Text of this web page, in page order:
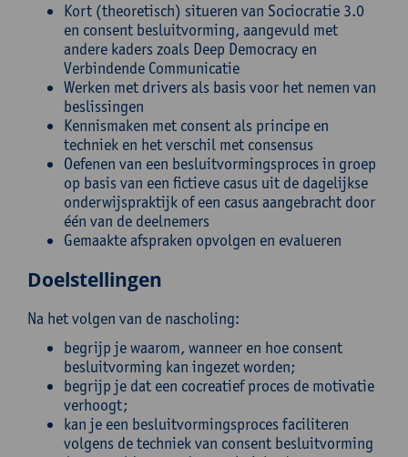
Kort (theoretisch) situeren van Sociocratie 3.0
en consent besluitvorming, aangevuld met
andere kaders zoals Deep Democracy en
Verbindende Communicatie
Werken met drivers als basis voor het nemen van
beslissingen
Kennismaken met consent als principe en
techniek en het verschil met consensus
Oefenen van een besluitvormingsproces in groep
op basis van een fictieve casus uit de dagelijkse
onderwijspraktijk of een casus aangebracht door
één van de deelnemers
Gemaakte afspraken opvolgen en evalueren
Doelstellingen
Na het volgen van de nascholing:
begrijp je waarom, wanneer en hoe consent
besluitvorming kan ingezet worden;
begrijp je dat een cocreatief proces de motivatie
verhoogt;
kan je een besluitvormingsproces faciliteren
volgens de techniek van consent besluitvorming